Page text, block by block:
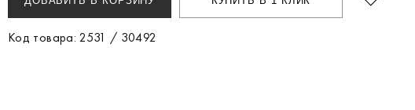
Код товара: 2531 / 30492